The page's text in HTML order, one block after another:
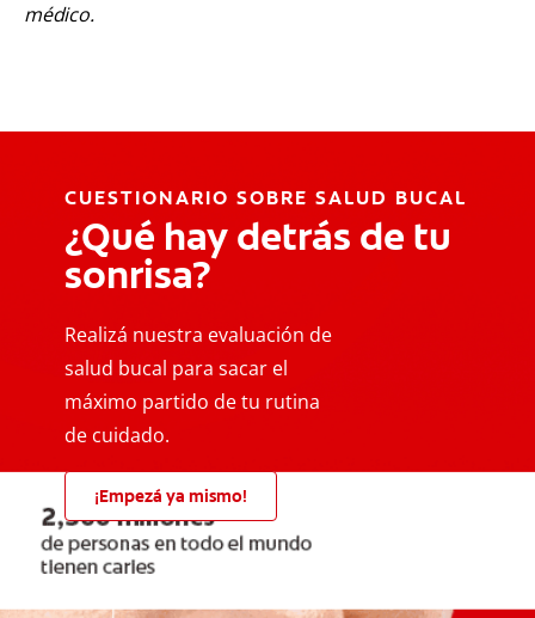
médico.
CUESTIONARIO SOBRE SALUD BUCAL
¿Qué hay detrás de tu
sonrisa?
Realizá nuestra evaluación de
salud bucal para sacar el
máximo partido de tu rutina
de cuidado.
¡Empezá ya mismo!